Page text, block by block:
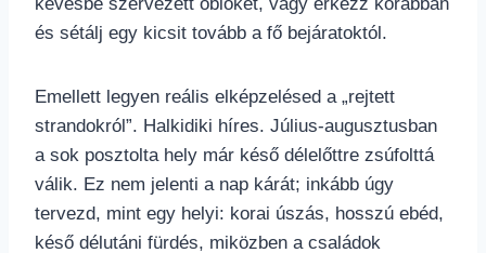
és sétálj egy kicsit tovább a fő bejáratoktól.
Emellett legyen reális elképzelésed a „rejtett
strandokról”. Halkidiki híres. Július-augusztusban
a sok posztolta hely már késő délelőttre zsúfolttá
válik. Ez nem jelenti a nap kárát; inkább úgy
tervezd, mint egy helyi: korai úszás, hosszú ebéd,
késő délutáni fürdés, miközben a családok